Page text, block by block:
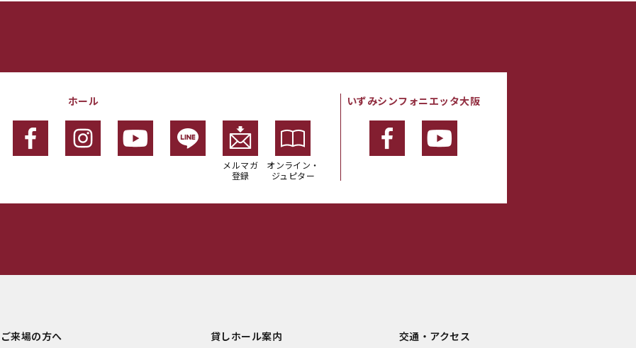
ホール
メルマガ
登録
オンライン・
ジュピター
いずみシンフォニエッタ大阪
ご来場の方へ
貸しホール案内
交通・アクセス